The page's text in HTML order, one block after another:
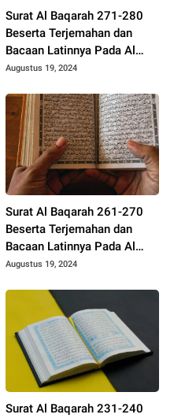
Surat Al Baqarah 271-280
Beserta Terjemahan dan
Bacaan Latinnya Pada Al
Quran
Augustus 19, 2024
Surat Al Baqarah 261-270
Beserta Terjemahan dan
Bacaan Latinnya Pada Al
Quran
Augustus 19, 2024
Surat Al Baqarah 231-240